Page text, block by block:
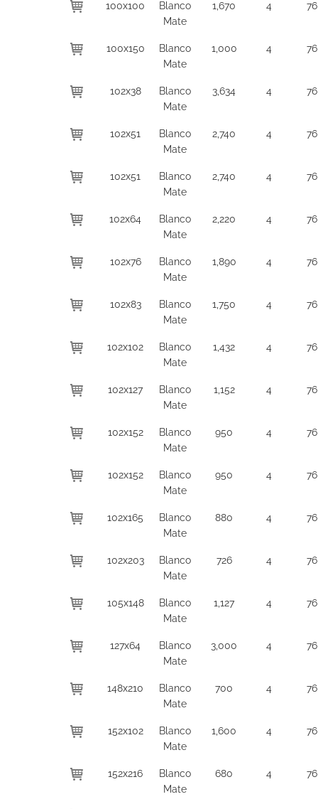
100x100
Blanco
Mate
1,670 4 76
100x150
Blanco
Mate
1,000 4 76
102x38
Blanco
Mate
3,634 4 76
102x51
Blanco
Mate
2,740 4 76
102x51
Blanco
Mate
2,740 4 76
102x64
Blanco
Mate
2,220 4 76
102x76
Blanco
Mate
1,890 4 76
102x83
Blanco
Mate
1,750 4 76
102x102
Blanco
Mate
1,432 4 76
102x127
Blanco
Mate
1,152 4 76
102x152
Blanco
Mate
950 4 76
102x152
Blanco
Mate
950 4 76
102x165
Blanco
Mate
880 4 76
102x203
Blanco
Mate
726 4 76
105x148
Blanco
Mate
1,127 4 76
127x64
Blanco
Mate
3,000 4 76
148x210
Blanco
Mate
700 4 76
152x102
Blanco
Mate
1,600 4 76
152x216
Blanco
Mate
680 4 76